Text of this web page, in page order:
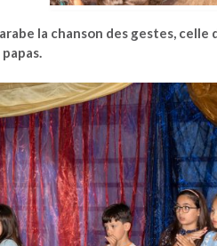
la chanson des gestes, celle